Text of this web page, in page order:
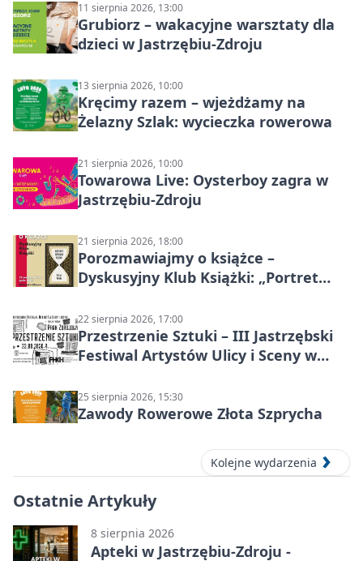
11 sierpnia 2026, 13:00
Grubiorz – wakacyjne warsztaty dla
dzieci w Jastrzębiu-Zdroju
13 sierpnia 2026, 10:00
Kręcimy razem – wjeżdżamy na
Żelazny Szlak: wycieczka rowerowa
21 sierpnia 2026, 10:00
Towarowa Live: Oysterboy zagra w
Jastrzębiu-Zdroju
21 sierpnia 2026, 18:00
Porozmawiajmy o książce –
Dyskusyjny Klub Książki: „Portret
22 sierpnia 2026, 17:00
Przestrzenie Sztuki – III Jastrzębski
Festiwal Artystów Ulicy i Sceny w
25 sierpnia 2026, 15:30
Zawody Rowerowe Złota Szprycha
Kolejne wydarzenia
Ostatnie Artykuły
8 sierpnia 2026
Apteki w Jastrzębiu-Zdroju -